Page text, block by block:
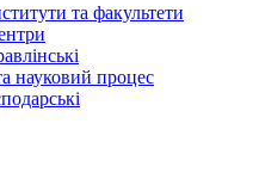
та факультети
науковий процес